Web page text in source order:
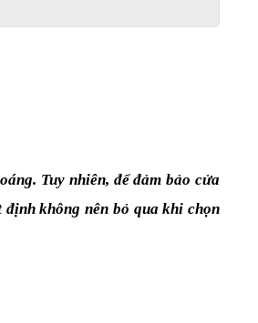
Tuy nhiên, để đảm bảo cửa
không nên bỏ qua khi chọn